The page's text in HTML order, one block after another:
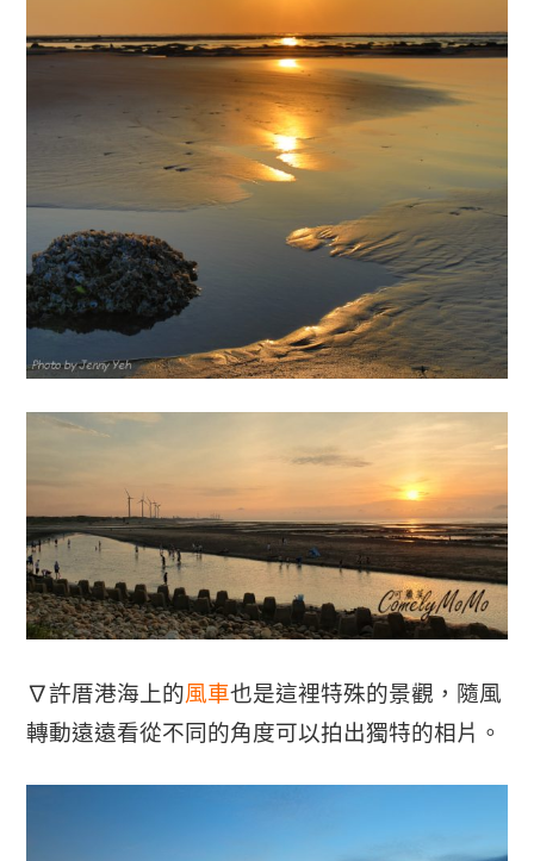
∇許厝港海上的風車也是這裡特殊的景觀，隨風
轉動遠遠看從不同的角度可以拍出獨特的相片。